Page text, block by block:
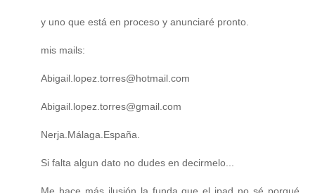
y uno que está en proceso y anunciaré pronto.
mis mails:
Abigail.lopez.torres@hotmail.com
Abigail.lopez.torres@gmail.com
Nerja.Málaga.España.
Si falta algun dato no dudes en decirmelo...
Me hace más ilusión la funda que el ipad no sé porqué...